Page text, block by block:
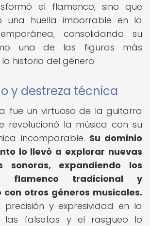
el flamenco, sino que
una huella imborrable en la
consolidando su
una de las figuras más
historia del género.
y destreza técnica
fue un virtuoso de la guitarra
revolucionó la música con su
incomparable. Su dominio
lo llevó a explorar nuevas
sonoras, expandiendo los
flamenco tradicional y
con otros géneros musicales.
precisión y expresividad en la
las falsetas y el rasgueo lo